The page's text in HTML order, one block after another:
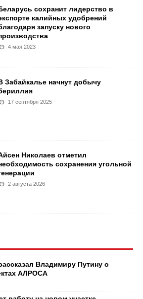
сохранит лидерство в
калийных удобрений
запуску нового
4 мая 2023
Забайкалье начнут добычу
17 сентября 2025
Николаев отметил
сохранения угольной
2 августа 2026
Владимиру Путину о
АЛРОСА